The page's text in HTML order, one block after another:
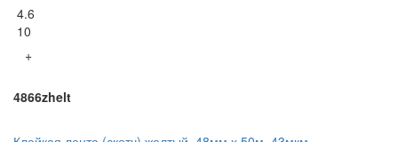
4.6
10
+
4866zhelt